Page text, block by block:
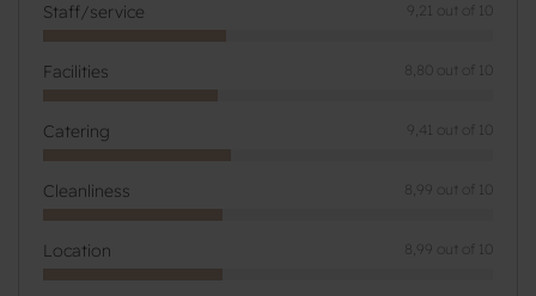
Staff/service 9,21 out of 10
Facilities 8,80 out of 10
Catering 9,41 out of 10
Cleanliness 8,99 out of 10
Location 8,99 out of 10